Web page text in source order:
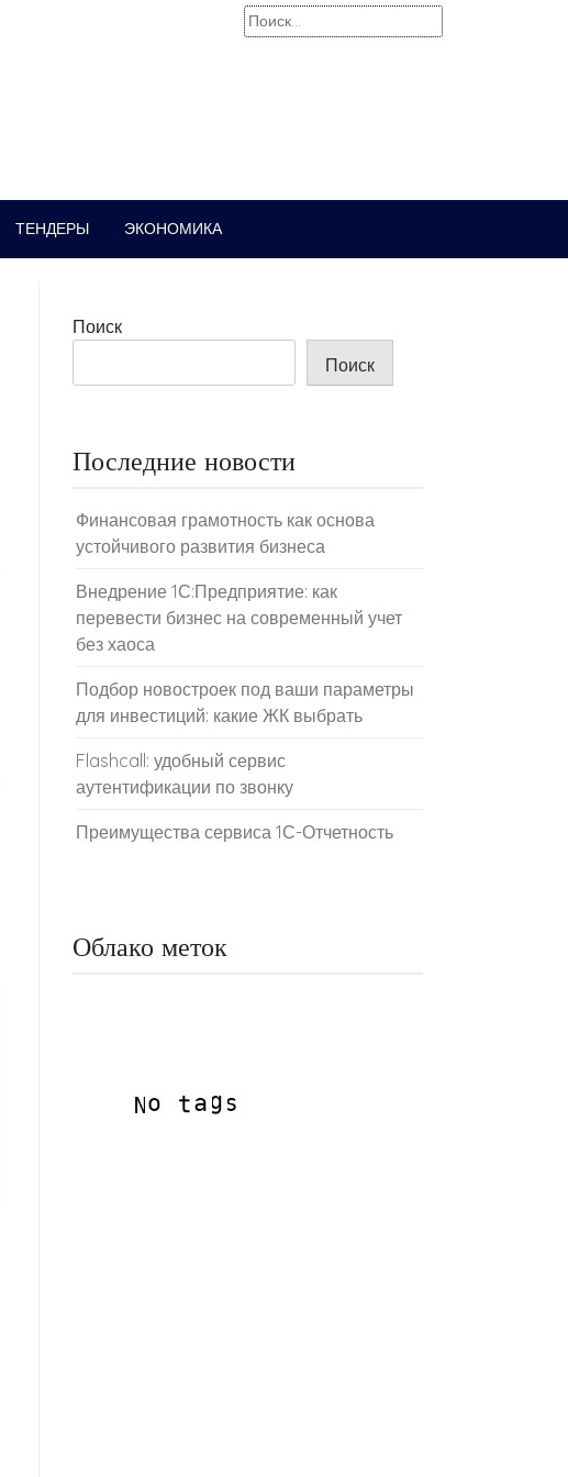
Найти:
ТЕНДЕРЫ ЭКОНОМИКА
Поиск
Поиск
Последние новости
Финансовая грамотность как основа
устойчивого развития бизнеса
Внедрение 1С:Предприятие: как
перевести бизнес на современный учет
без хаоса
Подбор новостроек под ваши параметры
для инвестиций: какие ЖК выбрать
Flashcall: удобный сервис
аутентификации по звонку
Преимущества сервиса 1С-Отчетность
Облако меток